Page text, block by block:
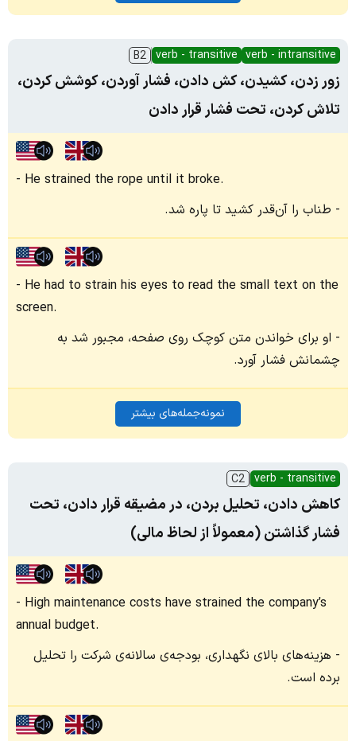
verb - intransitive
verb - transitive
B2
زور زدن، کشیدن، کش دادن، فشار آوردن، کوشش کردن،
تلاش کردن، تحت فشار قرار دادن
He strained the rope until it broke.
طناب را آن‌قدر کشید تا پاره شد.
He had to strain his eyes to read the small text on the
screen.
او برای خواندن متن کوچک روی صفحه، مجبور شد به
چشمانش فشار آورد.
نمونه‌جمله‌های بیشتر
verb - transitive
C2
کاهش دادن، تحلیل بردن، در مضیقه قرار دادن، تحت
فشار گذاشتن (معمولاً از لحاظ مالی)
High maintenance costs have strained the company’s
annual budget.
هزینه‌های بالای نگهداری، بودجه‌ی سالانه‌ی شرکت را تحلیل
برده است.